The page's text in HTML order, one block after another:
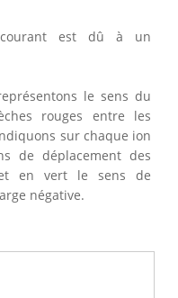
est dû à un
le sens du
rouges entre les
sur chaque ion
de déplacement des
en vert le sens de
négative.